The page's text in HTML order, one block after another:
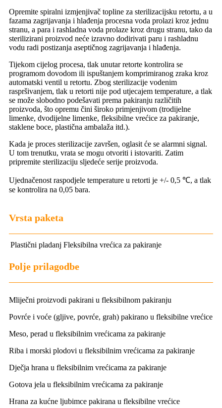
Opremite spiralni izmjenjivač topline za sterilizacijsku retortu, a u
fazama zagrijavanja i hlađenja procesna voda prolazi kroz jednu
stranu, a para i rashladna voda prolaze kroz drugu stranu, tako da
sterilizirani proizvod neće izravno dodirivati ​​paru i rashladnu
vodu radi postizanja aseptičnog zagrijavanja i hlađenja.
Tijekom cijelog procesa, tlak unutar retorte kontrolira se
programom dovodom ili ispuštanjem komprimiranog zraka kroz
automatski ventil u retortu. Zbog sterilizacije vodenim
raspršivanjem, tlak u retorti nije pod utjecajem temperature, a tlak
se može slobodno podešavati prema pakiranju različitih
proizvoda, što opremu čini široko primjenjivom (trodijelne
limenke, dvodijelne limenke, fleksibilne vrećice za pakiranje,
staklene boce, plastična ambalaža itd.).
Kada je proces sterilizacije završen, oglasit će se alarmni signal.
U tom trenutku, vrata se mogu otvoriti i istovariti. Zatim
pripremite sterilizaciju sljedeće serije proizvoda.
Ujednačenost raspodjele temperature u retorti je +/- 0,5 ℃, a tlak
se kontrolira na 0,05 bara.
Vrsta paketa
Plastični pladanj Fleksibilna vrećica za pakiranje
Polje prilagodbe
Mliječni proizvodi pakirani u fleksibilnom pakiranju
Povrće i voće (gljive, povrće, grah) pakirano u fleksibilne vrećice
Meso, perad u fleksibilnim vrećicama za pakiranje
Riba i morski plodovi u fleksibilnim vrećicama za pakiranje
Dječja hrana u fleksibilnim vrećicama za pakiranje
Gotova jela u fleksibilnim vrećicama za pakiranje
Hrana za kućne ljubimce pakirana u fleksibilne vrećice